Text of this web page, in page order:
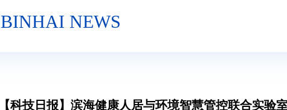
BINHAI NEWS
【科技日报】滨海健康人居与环境智慧管控联合实验